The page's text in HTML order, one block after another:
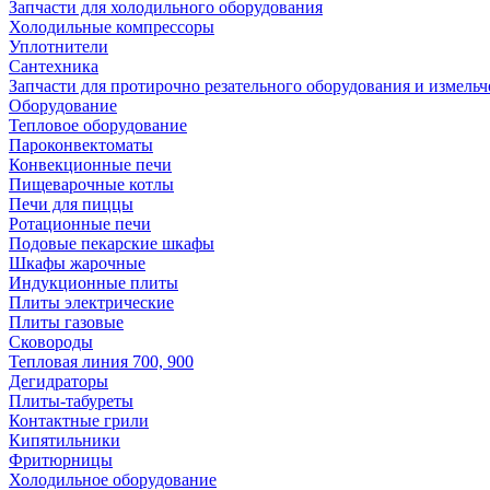
Запчасти для холодильного оборудования
Холодильные компрессоры
Уплотнители
Сантехника
Запчасти для протирочно резательного оборудования и
Оборудование
Тепловое оборудование
Пароконвектоматы
Конвекционные печи
Пищеварочные котлы
Печи для пиццы
Ротационные печи
Подовые пекарские шкафы
Шкафы жарочные
Индукционные плиты
Плиты электрические
Плиты газовые
Сковороды
Тепловая линия 700, 900
Дегидраторы
Плиты-табуреты
Контактные грили
Кипятильники
Фритюрницы
Холодильное оборудование